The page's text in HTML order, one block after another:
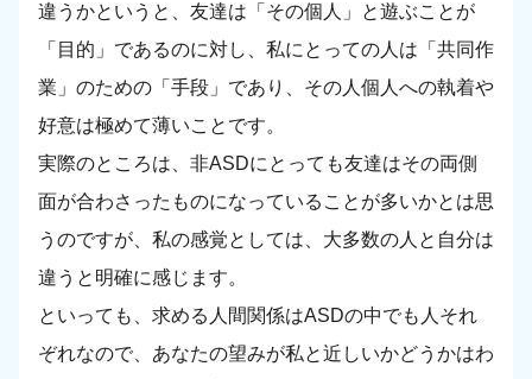
違うかというと、友達は「その個人」と遊ぶことが
「目的」であるのに対し、私にとっての人は「共同作
業」のための「手段」であり、その人個人への執着や
好意は極めて薄いことです。
実際のところは、非ASDにとっても友達はその両側
面が合わさったものになっていることが多いかとは思
うのですが、私の感覚としては、大多数の人と自分は
違うと明確に感じます。
といっても、求める人間関係はASDの中でも人それ
ぞれなので、あなたの望みが私と近しいかどうかはわ